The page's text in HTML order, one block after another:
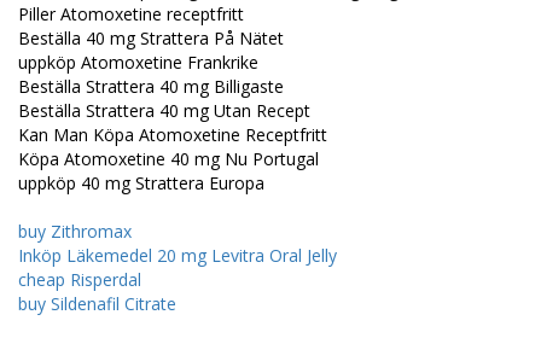
Piller Atomoxetine receptfritt
Beställa 40 mg Strattera På Nätet
uppköp Atomoxetine Frankrike
Beställa Strattera 40 mg Billigaste
Beställa Strattera 40 mg Utan Recept
Kan Man Köpa Atomoxetine Receptfritt
Köpa Atomoxetine 40 mg Nu Portugal
uppköp 40 mg Strattera Europa
buy Zithromax
Inköp Läkemedel 20 mg Levitra Oral Jelly
cheap Risperdal
buy Sildenafil Citrate